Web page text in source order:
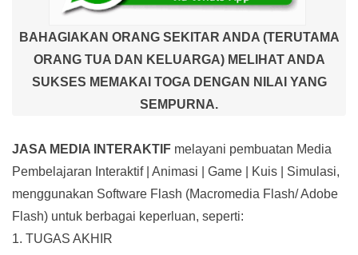
BAHAGIAKAN ORANG SEKITAR ANDA (TERUTAMA
ORANG TUA DAN KELUARGA) MELIHAT ANDA
SUKSES MEMAKAI TOGA DENGAN NILAI YANG
SEMPURNA.
JASA MEDIA INTERAKTIF melayani pembuatan Media
Pembelajaran Interaktif| Animasi | Game | Kuis | Simulasi,
menggunakan Software Flash (Macromedia Flash/ Adobe
Flash) untuk berbagai keperluan, seperti:
1. TUGAS AKHIR